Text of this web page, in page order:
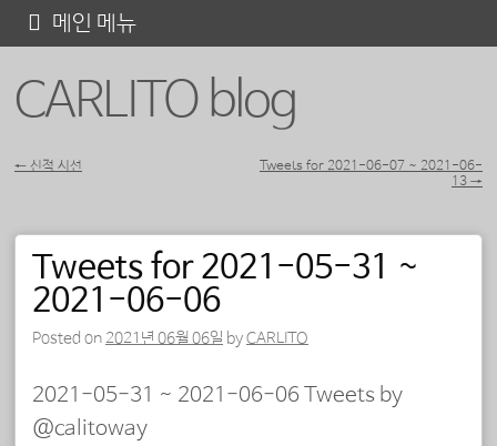
CARLITO blog
메인 메뉴
텐
← 신적 시선
Tweets for 2021-06-07 ~ 2021-06-
13 →
Tweets for 2021-05-31 ~
2021-06-06
Posted on 2021년 06월 06일 byCARLITO
2021-05-31 ~ 2021-06-06 Tweets by
@calitoway